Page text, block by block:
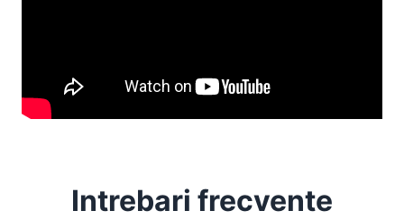
Intrebari frecvente